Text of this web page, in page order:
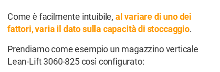
Come è facilmente intuibile, al variare di uno dei
fattori, varia il dato sulla capacità di stoccaggio.
Prendiamo come esempio un magazzino verticale
Lean-Lift 3060-825 così configurato: